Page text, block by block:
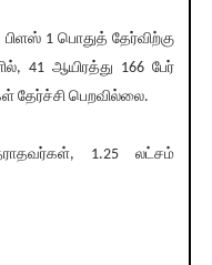
1 பொதுத் தேர்விற்கு
41 ஆயிரத்து 166 பேர்
தேர்ச்சி பெறவில்லை.
1.25 லட்சம்